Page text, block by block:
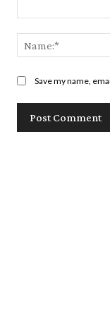
Save my name,